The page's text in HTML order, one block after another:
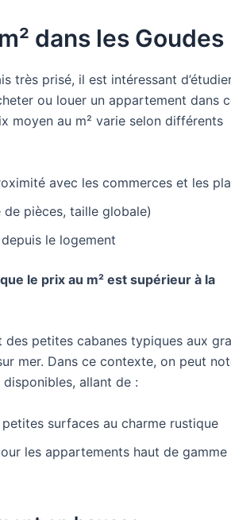
dans les Goudes
très prisé, il est intéressant
ou louer un appartement dans
moyen au m² varie selon différents
avec les commerces et les
pièces, taille globale)
le logement
le prix au m² est supérieur à la
petites cabanes typiques aux
mer. Dans ce contexte, on peut
allant de :
surfaces au charme rustique
les appartements haut de gamme